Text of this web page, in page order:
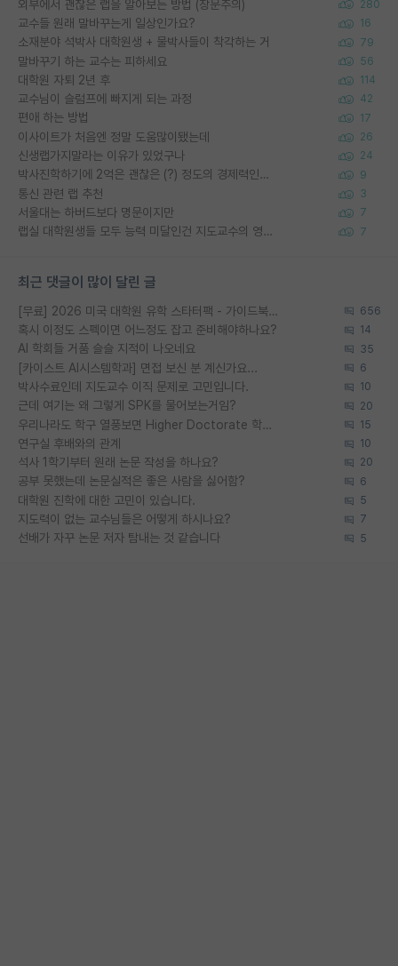
외부에서 괜찮은 랩을 알아보는 방법 (장문주의) 280
교수들 원래 말바꾸는게 일상인가요? 16
소재분야 석박사 대학원생 + 물박사들이 착각하는 거 79
말바꾸기 하는 교수는 피하세요 56
대학원 자퇴 2년 후 114
교수님이 슬럼프에 빠지게 되는 과정 42
편애 하는 방법 17
이사이트가 처음엔 정말 도움많이됐는데 26
신생랩가지말라는 이유가 있었구나 24
박사진학하기에 2억은 괜찮은 (?) 정도의 경제력인가요 9
통신 관련 랩 추천 3
서울대는 하버드보다 명문이지만 7
랩실 대학원생들 모두 능력 미달인건 지도교수의 영향 아닌가? 7
최근 댓글이 많이 달린 글
[무료] 2026 미국 대학원 유학 스타터팩 - 가이드북 & 합격자 컨택메일 템플릿 656
혹시 이정도 스펙이면 어느정도 잡고 준비해야하나요? 14
AI 학회들 거품 슬슬 지적이 나오네요 35
[카이스트 AI시스템학과] 면접 보신 분 계신가요... 6
박사수료인데 지도교수 이직 문제로 고민입니다. 10
근데 여기는 왜 그렇게 SPK를 물어보는거임? 20
우리나라도 학구 열풍보면 Higher Doctorate 학위가 필요하다고 봅니다. 15
연구실 후배와의 관계 10
석사 1학기부터 원래 논문 작성을 하나요? 20
공부 못했는데 논문실적은 좋은 사람을 싫어함? 6
대학원 진학에 대한 고민이 있습니다. 5
지도력이 없는 교수님들은 어떻게 하시나요? 7
선배가 자꾸 논문 저자 탐내는 것 같습니다 5